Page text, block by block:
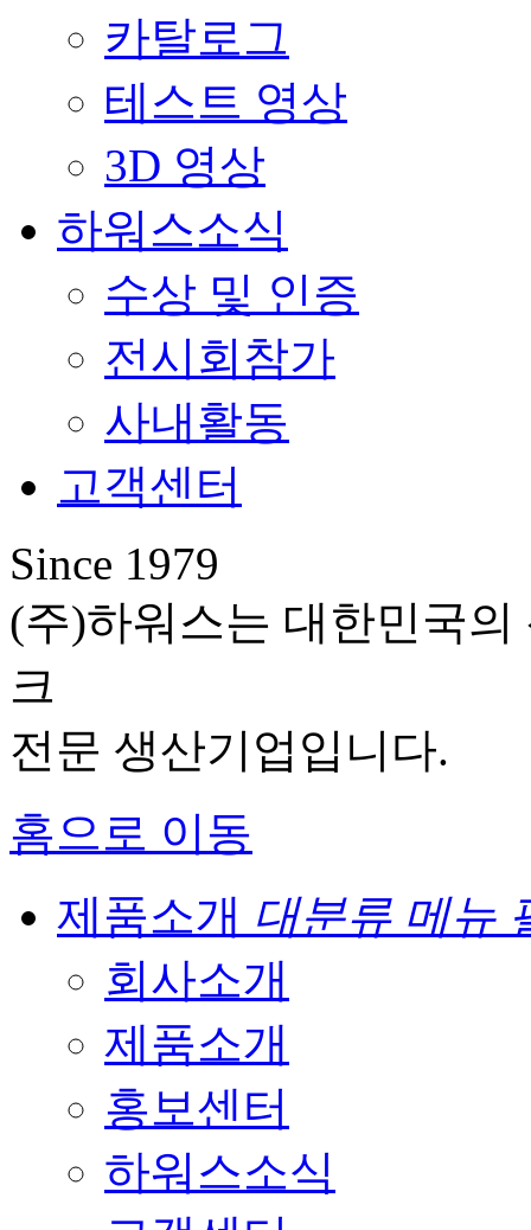
카탈로그
테스트 영상
3D 영상
하워스소식
수상 및 인증
전시회참가
사내활동
고객센터
Since 1979
(주)하워스는 대한민국
크
전문 생산기업입니다.
홈으로 이동
제품소개 대분류 메뉴
회사소개
제품소개
홍보센터
하워스소식